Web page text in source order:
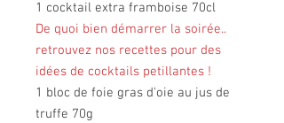
1 cocktail extra framboise 70cl
De quoi bien démarrer la soirée..
retrouvez nos recettes pour des
idées de cocktails petillantes !
1 bloc de foie gras d'oie au jus de
truffe 70g